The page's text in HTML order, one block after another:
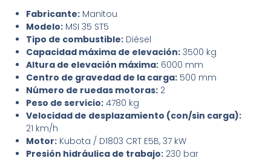
Fabricante: Manitou
Modelo: MSI 35 ST5
Tipo de combustible: Diésel
Capacidad máxima de elevación: 3500 kg
Altura de elevación máxima: 6000 mm
Centro de gravedad de la carga: 500 mm
Número de ruedas motoras: 2
Peso de servicio: 4780 kg
Velocidad de desplazamiento (con/sin carga):
21 km/h
Motor: Kubota / D1803 CRT E5B, 37 kW
Presión hidráulica de trabajo: 230 bar